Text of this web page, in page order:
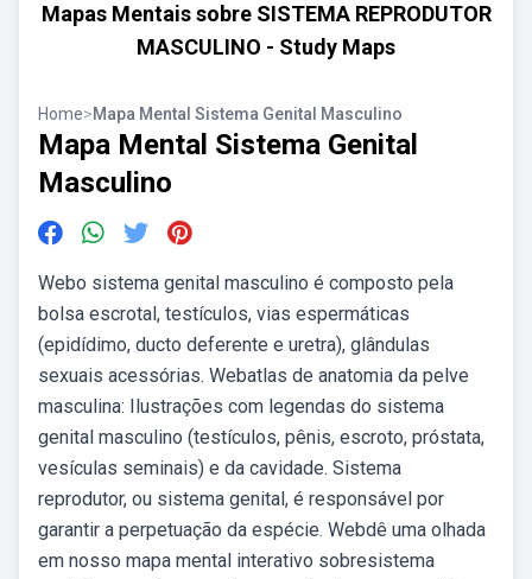
Mapas Mentais sobre SISTEMA REPRODUTOR
MASCULINO - Study Maps
Home>Mapa Mental Sistema Genital Masculino
Mapa Mental Sistema Genital
Masculino
Webo sistema genital masculino é composto pela
bolsa escrotal, testículos, vias espermáticas
(epidídimo, ducto deferente e uretra), glândulas
sexuais acessórias. Webatlas de anatomia da pelve
masculina: Ilustrações com legendas do sistema
genital masculino (testículos, pênis, escroto, próstata,
vesículas seminais) e da cavidade. Sistema
reprodutor, ou sistema genital, é responsável por
garantir a perpetuação da espécie. Webdê uma olhada
em nosso mapa mental interativo sobresistema